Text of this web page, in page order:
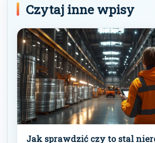
Czytaj inne wpisy
Jak sprawdzić czy to stal